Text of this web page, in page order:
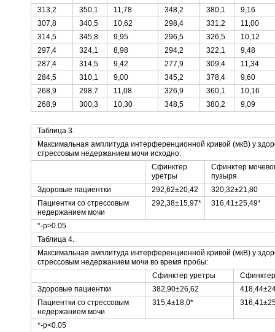
313,2
350,1 11,78 348,2 380,1
9,16
307,8
340,5 10,62 298,4 331,2
11,00
314,5
345,8 9,95 296,5 326,5
10,12
297,4
324,1 8,98 294,2 322,1
9,48
287,4
314,5 9,42 277,9 309,4
11,34
284,5
310,1 9,00 345,2 378,4
9,60
268,9
298,7 11,08 326,9 360,1
10,16
268,9
300,3 10,30 348,5 380,2 9,09
Таблица 3.
Максимальная амплитуда интерференционной кривой (мкВ) у
стрессовым недержанием мочи исходно:
Сфинктер
уретры
Сфинктер
пузыря
Здоровые пациентки
292,62±20,42
320,32±21,80
Пациентки со стрессовым
недержанием мочи
292,38±15,97* 316,41±25,49*
*-р>0.05
Таблица 4.
Максимальная амплитуда интерференционной кривой (мкВ) у
стрессовым недержанием мочи во время пробы:
Сфинктер уретры
Здоровые пациентки
382,90±26,62
Пациентки со стрессовым
недержанием мочи
315,4±18,0*
*-р<0.05